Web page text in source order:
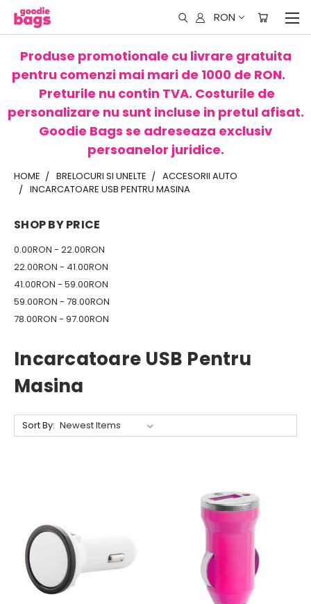
RON
Produse promotionale cu livrare gratuita
pentru comenzi mai mari de 1000 de RON.
Preturile nu contin TVA. Costurile de
personalizare nu sunt incluse in pretul afisat.
Goodie Bags se adreseaza exclusiv
persoanelor juridice.
HOME BRELOCURI SI UNELTE
ACCESORII AUTO
INCARCATOARE USB PENTRU MASINA
SHOP BY PRICE
0.00RON - 22.00RON
22.00RON - 41.00RON
41.00RON - 59.00RON
59.00RON - 78.00RON
78.00RON - 97.00RON
Incarcatoare USB Pentru
Masina
Sort By: